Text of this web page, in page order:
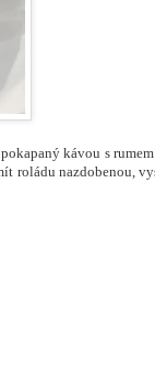
kávou s
roládu nazdobenou,